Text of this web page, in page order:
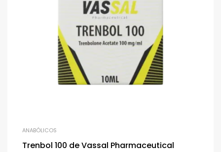
ANABÓLICOS
Trenbol 100 de Vassal Pharmaceutical